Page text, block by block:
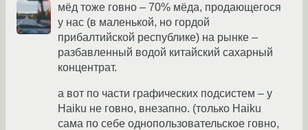
мёд тоже говно – 70% мёда, продающегося
у нас (в маленькой, но гордой
прибалтийской республике) на рынке –
разбавленный водой китайский сахарный
концентрат.
а вот по части графических подсистем – у
Haiku не говно, внезапно. (только Haiku
сама по себе однопользовательское говно,